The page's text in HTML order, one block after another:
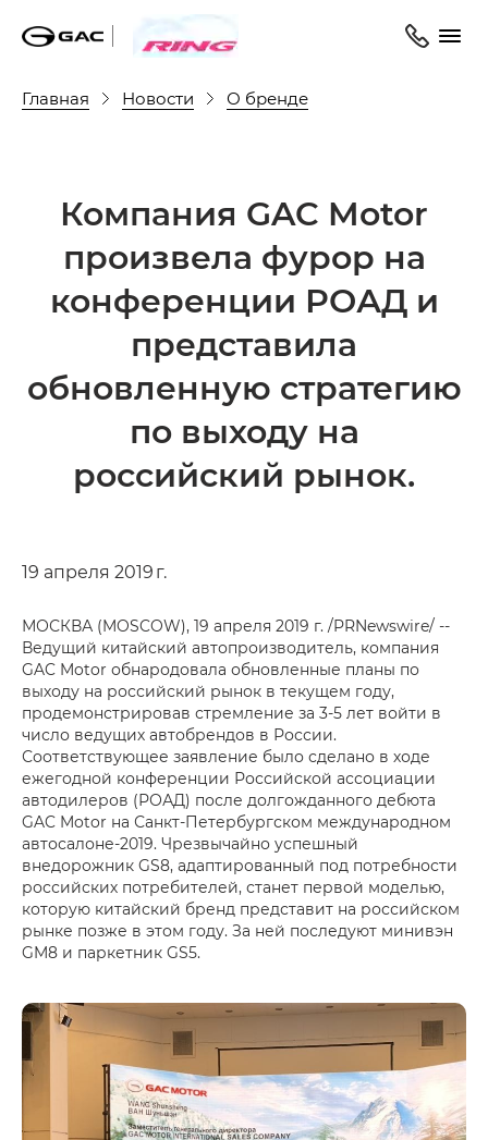
Главная Новости О бренде
Компания GAC Motor
произвела фурор на
конференции РОАД и
представила
обновленную стратегию
по выходу на
российский рынок.
19 апреля 2019 г.
МОСКВА (MOSCOW), 19 апреля 2019 г. /PRNewswire/ --
Ведущий китайский автопроизводитель, компания
GAC Motor обнародовала обновленные планы по
выходу на российский рынок в текущем году,
продемонстрировав стремление за 3-5 лет войти в
число ведущих автобрендов в России.
Соответствующее заявление было сделано в ходе
ежегодной конференции Российской ассоциации
автодилеров (РОАД) после долгожданного дебюта
GAC Motor на Санкт-Петербургском международном
автосалоне-2019. Чрезвычайно успешный
внедорожник GS8, адаптированный под потребности
российских потребителей, станет первой моделью,
которую китайский бренд представит на российском
рынке позже в этом году. За ней последуют минивэн
GM8 и паркетник GS5.